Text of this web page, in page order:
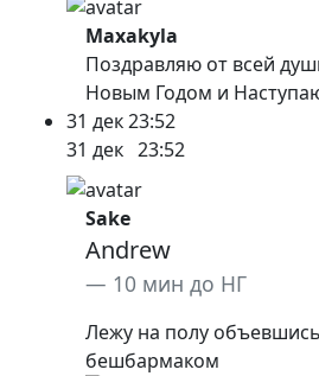
Maxakyla
Поздравляю от всей
Новым Годом и
31 дек23:52
31 дек 23:52
Sake
Andrew
10 мин до НГ
Лежу на полу объевшись
бешбармаком